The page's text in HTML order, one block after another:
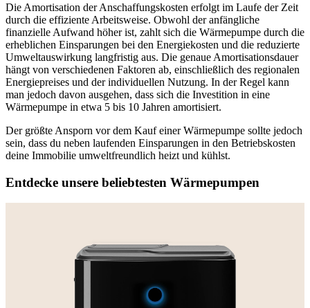
Die Amortisation der Anschaffungskosten erfolgt im Laufe der Zeit
durch die effiziente Arbeitsweise. Obwohl der anfängliche
finanzielle Aufwand höher ist, zahlt sich die Wärmepumpe durch die
erheblichen Einsparungen bei den Energiekosten und die reduzierte
Umweltauswirkung langfristig aus. Die genaue Amortisationsdauer
hängt von verschiedenen Faktoren ab, einschließlich des regionalen
Energiepreises und der individuellen Nutzung. In der Regel kann
man jedoch davon ausgehen, dass sich die Investition in eine
Wärmepumpe in etwa 5 bis 10 Jahren amortisiert.
Der größte Ansporn vor dem Kauf einer Wärmepumpe sollte jedoch
sein, dass du neben laufenden Einsparungen in den Betriebskosten
deine Immobilie umweltfreundlich heizt und kühlst.
Entdecke unsere beliebtesten Wärmepumpen